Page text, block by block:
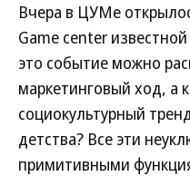
Вчера в ЦУМе
Game center
это событие можно
маркетинговый ход, а
социокультурный
детства? Все эти
примитивными